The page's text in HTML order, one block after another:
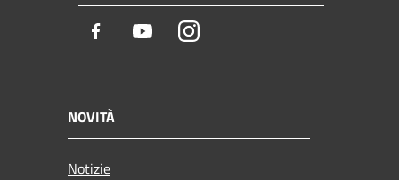
Facebook YoutubeInstagram
NOVITÀ
Notizie